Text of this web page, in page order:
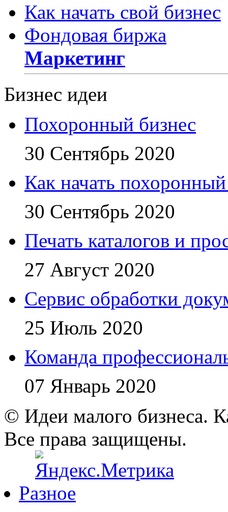
Как начать свой бизнес
Фондовая биржа
Маркетинг
Бизнес идеи
Похоронный бизнес
30 Сентябрь 2020
Как начать
30 Сентябрь 2020
Печать каталогов и
27 Август 2020
Сервис обработки
25 Июль 2020
Команда
07 Январь 2020
© Идеи малого бизнеса.
Все права защищены.
Разное